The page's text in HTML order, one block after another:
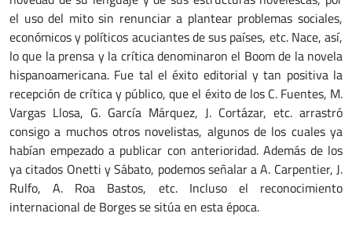
el uso del mito sin renunciar a plantear problemas sociales,
económicos y políticos acuciantes de sus países, etc. Nace, así,
lo que la prensa y la crítica denominaron el Boom de la novela
hispanoamericana. Fue tal el éxito editorial y tan positiva la
recepción de crítica y público, que el éxito de los C. Fuentes, M.
Vargas Llosa, G. García Márquez, J. Cortázar, etc. arrastró
consigo a muchos otros novelistas, algunos de los cuales ya
habían empezado a publicar con anterioridad. Además de los
ya citados Onetti y Sábato, podemos señalar a A. Carpentier, J.
Rulfo, A. Roa Bastos, etc. Incluso el reconocimiento
internacional de Borges se sitúa en esta época.